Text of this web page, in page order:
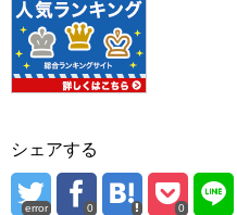
シェアする
error 0 0